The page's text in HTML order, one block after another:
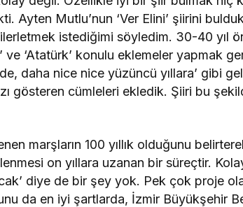
Ayten Mutlu’nun ‘Ver Elini’ şiirini
istediğimi söyledim. 30-40 yıl
ve ‘Atatürk’ konulu eklemeler yapmak
daha nice nice yüzüncü yıllara’ gibi
gösteren cümleleri ekledik. Şiiri bu
marşların 100 yıllık olduğunu
on yıllara uzanan bir süreçtir.
diye de bir şey yok. Pek çok proje
da en iyi şartlarda, İzmir Büyükşehir